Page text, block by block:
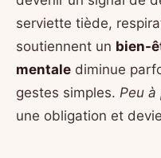
serviette tiède,
soutiennent un bien-
mentale diminue
gestes simples. Peu à
une obligation et